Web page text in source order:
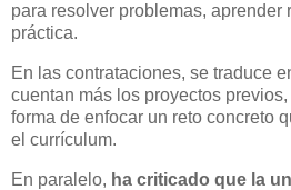
para resolver problemas, aprender
práctica.
En las contrataciones, se traduce
cuentan más los proyectos
forma de enfocar un reto concreto
el currículum.
En paralelo, ha criticado que la